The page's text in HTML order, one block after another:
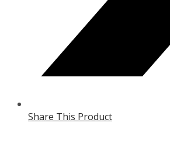
Share This Product